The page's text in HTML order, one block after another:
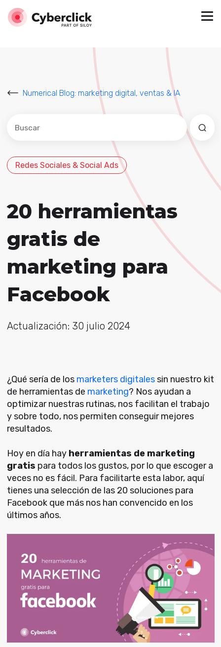
Numerical Blog: marketing digital, ventas & IA
Este es un campo de búsqueda con una función de
No hay sugerencias porque el campo de
Redes Sociales & Social Ads
20 herramientas
gratis de
marketing para
Facebook
Actualización: 30 julio 2024
¿Qué sería de los marketers digitalessin nuestro kit
de herramientas de marketing? Nos ayudan a
optimizar nuestras rutinas, nos facilitan el trabajo
y sobre todo, nos permiten conseguir mejores
resultados.
Hoy en día hay herramientas de marketing
gratis para todos los gustos, por lo que escoger a
veces no es fácil. Para facilitarte esta labor, aquí
tienes una selección de las 20 soluciones para
Facebook que más nos han convencido en los
últimos años.